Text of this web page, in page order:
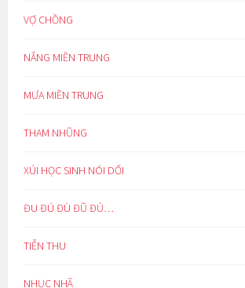
VỢ CHỒNG
NẮNG MIỀN TRUNG
MƯA MIỀN TRUNG
THAM NHŨNG
XÚI HỌC SINH NÓI DỐI
ĐU ĐÚ ĐÙ ĐŨ ĐỦ…
TIỄN THU
NHỤC NHÃ